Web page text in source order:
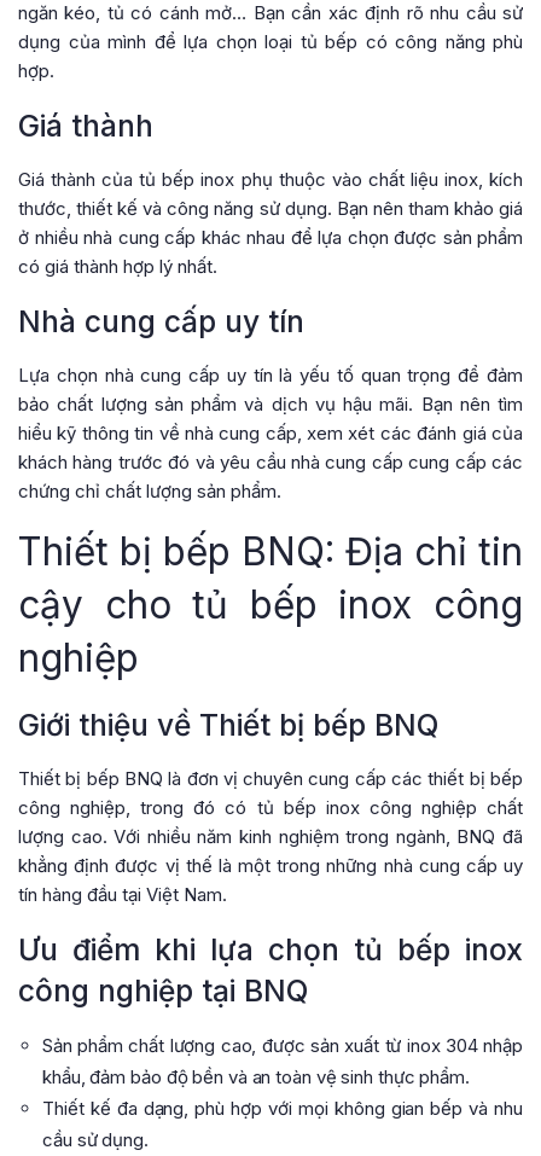
ngăn kéo, tủ có cánh mở… Bạn cần xác định rõ nhu cầu sử
dụng của mình để lựa chọn loại tủ bếp có công năng phù
hợp.
Giá thành
Giá thành của tủ bếp inox phụ thuộc vào chất liệu inox, kích
thước, thiết kế và công năng sử dụng. Bạn nên tham khảo giá
ở nhiều nhà cung cấp khác nhau để lựa chọn được sản phẩm
có giá thành hợp lý nhất.
Nhà cung cấp uy tín
Lựa chọn nhà cung cấp uy tín là yếu tố quan trọng để đảm
bảo chất lượng sản phẩm và dịch vụ hậu mãi. Bạn nên tìm
hiểu kỹ thông tin về nhà cung cấp, xem xét các đánh giá của
khách hàng trước đó và yêu cầu nhà cung cấp cung cấp các
chứng chỉ chất lượng sản phẩm.
Thiết bị bếp BNQ: Địa chỉ tin
cậy cho tủ bếp inox công
nghiệp
Giới thiệu về Thiết bị bếp BNQ
Thiết bị bếp BNQ là đơn vị chuyên cung cấp các thiết bị bếp
công nghiệp, trong đó có tủ bếp inox công nghiệp chất
lượng cao. Với nhiều năm kinh nghiệm trong ngành, BNQ đã
khẳng định được vị thế là một trong những nhà cung cấp uy
tín hàng đầu tại Việt Nam.
Ưu điểm khi lựa chọn tủ bếp inox
công nghiệp tại BNQ
Sản phẩm chất lượng cao, được sản xuất từ inox 304 nhập
khẩu, đảm bảo độ bền và an toàn vệ sinh thực phẩm.
Thiết kế đa dạng, phù hợp với mọi không gian bếp và nhu
cầu sử dụng.